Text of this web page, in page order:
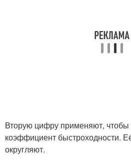
Вторую цифру применяют, чтобы
коэффициент быстроходности.
округляют.